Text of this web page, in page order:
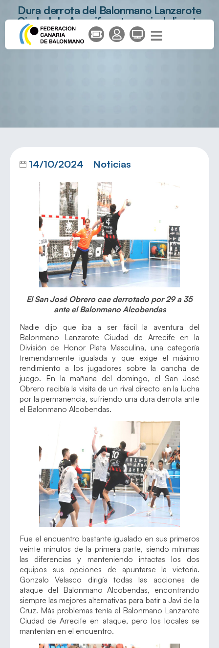
Dura derrota del Balonmano Lanzarote
Ciudad de Arrecife ante un rival directo
14/10/2024 Noticias
El San José Obrero cae derrotado por 29 a 35
ante el Balonmano Alcobendas
Nadie dijo que iba a ser fácil la aventura del
Balonmano Lanzarote Ciudad de Arrecife en la
División de Honor Plata Masculina, una categoría
tremendamente igualada y que exige el máximo
rendimiento a los jugadores sobre la cancha de
juego. En la mañana del domingo, el San José
Obrero recibía la visita de un rival directo en la lucha
por la permanencia, sufriendo una dura derrota ante
el Balonmano Alcobendas.
Fue el encuentro bastante igualado en sus primeros
veinte minutos de la primera parte, siendo mínimas
las diferencias y manteniendo intactas los dos
equipos sus opciones de apuntarse la victoria.
Gonzalo Velasco dirigía todas las acciones de
ataque del Balonmano Alcobendas, encontrando
siempre las mejores alternativas para batir a Javi de la
Cruz. Más problemas tenía el Balonmano Lanzarote
Ciudad de Arrecife en ataque, pero los locales se
mantenían en el encuentro.